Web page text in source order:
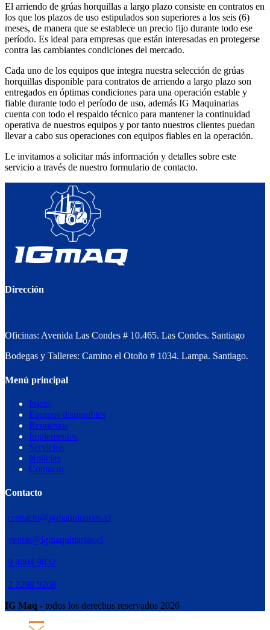
El arriendo de grúas horquillas a largo plazo consiste en contratos en
los que los plazos de uso estipulados son superiores a los seis (6)
meses, de manera que se establece un precio fijo durante todo ese
período. Es ideal para empresas que están interesadas en protegerse
contra las cambiantes condiciones del mercado.
Cada uno de los equipos que integra nuestra selección de grúas
horquillas disponible para contratos de arriendo a largo plazo son
entregados en óptimas condiciones para una operación estable y
fiable durante todo el período de uso, además IG Maquinarias
cuenta con todo el respaldo técnico para mantener la continuidad
operativa de nuestros equipos y por tanto nuestros clientes puedan
llevar a cabo sus operaciones con equipos fiables en la operación.
Le invitamos a solicitar más información y detalles sobre este
servicio a través de nuestro formulario de contacto.
Dirección
Oficinas: Avenida Las Condes # 10.465. Las Condes. Santiago
Bodegas y Talleres: Camino el Otoño # 1034. Lampa. Santiago.
Menú principal
Inicio
Equipos disponibles
Repuestos
Implementos
Servicios
Noticias
Contacto
Contacto
contacto@igmaquinarias.cl
ventas@igmaquinarias.cl
9 4004 9832
2 2298 9268
IG Maq - todos los derechos reservados 2026